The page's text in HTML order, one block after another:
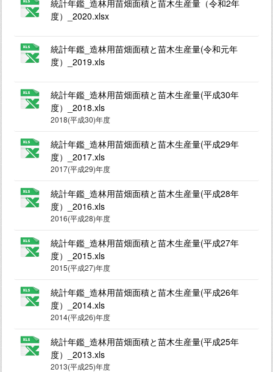
統計年鑑_造林用苗畑面積と苗木生産量（令和2年
度）_2020.xlsx
統計年鑑_造林用苗畑面積と苗木生産量(令和元年
度）_2019.xls
統計年鑑_造林用苗畑面積と苗木生産量(平成30年
度）_2018.xls
2018(平成30)年度
統計年鑑_造林用苗畑面積と苗木生産量(平成29年
度）_2017.xls
2017(平成29)年度
統計年鑑_造林用苗畑面積と苗木生産量(平成28年
度）_2016.xls
2016(平成28)年度
統計年鑑_造林用苗畑面積と苗木生産量(平成27年
度）_2015.xls
2015(平成27)年度
統計年鑑_造林用苗畑面積と苗木生産量(平成26年
度）_2014.xls
2014(平成26)年度
統計年鑑_造林用苗畑面積と苗木生産量(平成25年
度）_2013.xls
2013(平成25)年度